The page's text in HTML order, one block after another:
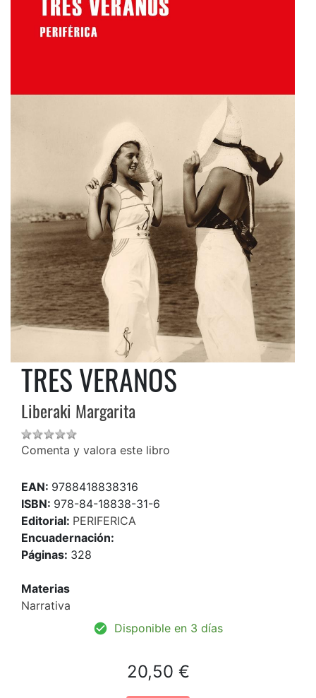
TRES VERANOS
Liberaki Margarita
Comenta y valora este libro
EAN: 9788418838316
ISBN: 978-84-18838-31-6
Editorial: PERIFERICA
Encuadernación:
Páginas: 328
Materias
Narrativa
Disponible en 3 días
20,50 €